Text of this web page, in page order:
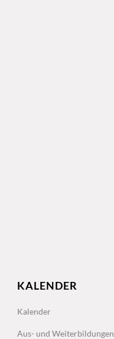
KALENDER
Kalender
Aus- und Weiterbildungen